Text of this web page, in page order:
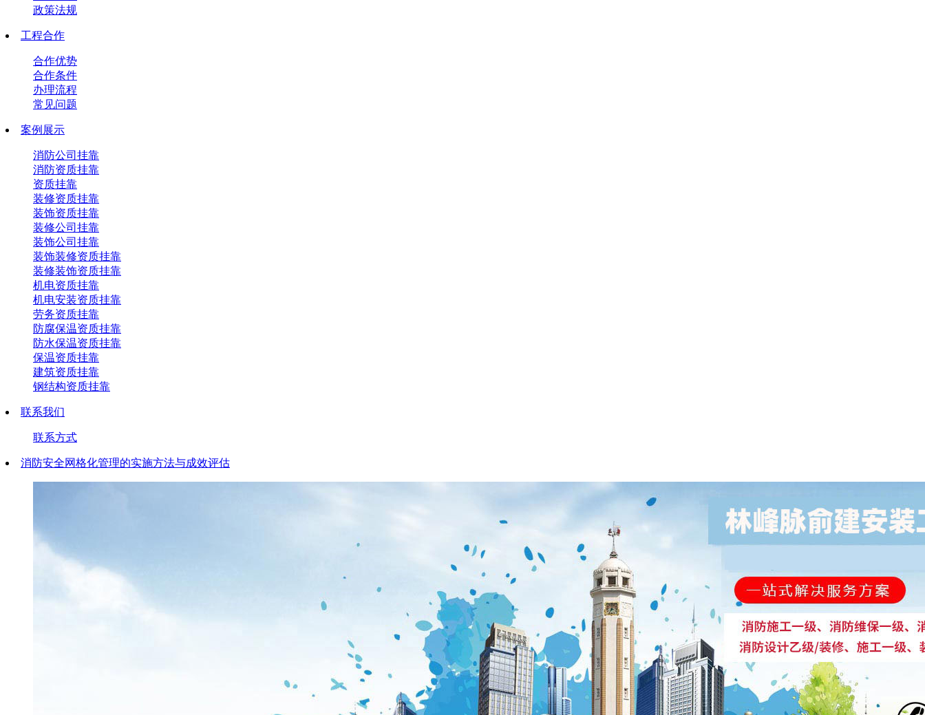
政策法规
工程合作
合作优势
合作条件
办理流程
常见问题
案例展示
消防公司挂靠
消防资质挂靠
资质挂靠
装修资质挂靠
装饰资质挂靠
装修公司挂靠
装饰公司挂靠
装饰装修资质挂靠
装修装饰资质挂靠
机电资质挂靠
机电安装资质挂靠
劳务资质挂靠
防腐保温资质挂靠
防水保温资质挂靠
保温资质挂靠
建筑资质挂靠
钢结构资质挂靠
联系我们
联系方式
消防安全网格化管理的实施方法与成效评估